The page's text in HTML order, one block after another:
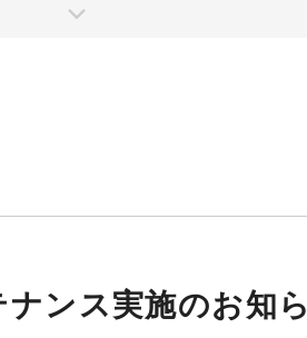
ンス実施のお知ら